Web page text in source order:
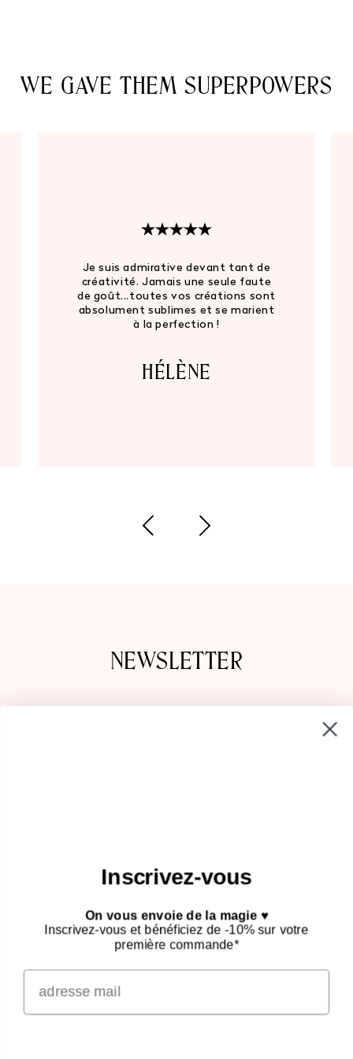
WE GAVE THEM SUPERPOWERS
Je suis une grande fan de vos
créations. Et j'espère pouvoir un
jour faire preuve d'autant de magie,
de créativité et de poésie que celle
que vous mettez dans vos vestes
et vos stories. Merci !
JULIE
NEWSLETTER
À PROPOS
PRENDRE RDV
POINTS DE VENTE
RECRUTEMENT
CGV
MENTIONS LÉGALES
PRESSE
InstagramFacebook
Julia Colléaux 2026 © Tous droits reservés
Merci